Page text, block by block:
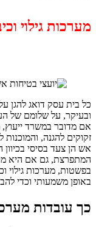
מערכות גילוי
כל בית עסק דואג להגן
ובעיקר, על שלומם של
אם מדובר במשרד ייעוץ,
זקוקים להגנה, והמוכנות
אש הן צעד בסיסי
המתפרצת, גם אם היא
בפשטות, מערכות גילוי
באופן משמעותי וכדי
כך עובדות